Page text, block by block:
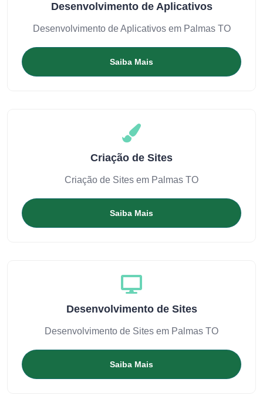
Desenvolvimento de Aplicativos
Desenvolvimento de Aplicativos em Palmas TO
Saiba Mais
Criação de Sites
Criação de Sites em Palmas TO
Saiba Mais
Desenvolvimento de Sites
Desenvolvimento de Sites em Palmas TO
Saiba Mais